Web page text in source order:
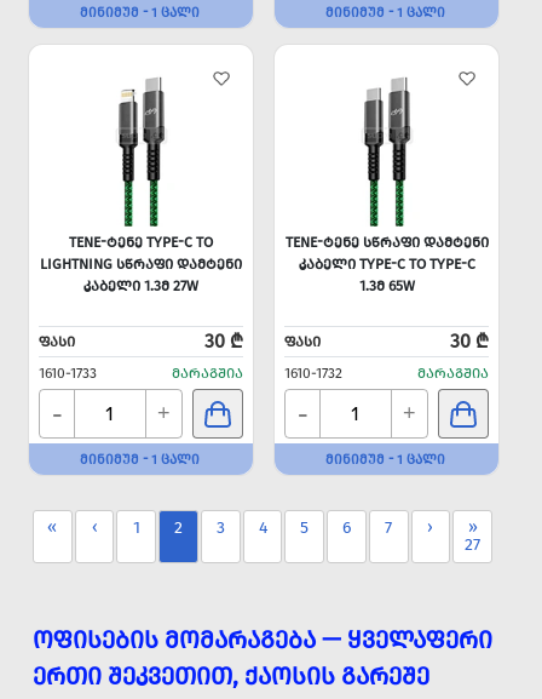
ᲛᲘᲜᲘᲛᲣᲛ - 1 ᲪᲐᲚᲘ ᲛᲘᲜᲘᲛᲣᲛ - 1 ᲪᲐᲚᲘ
TENE-ᲢᲔᲜᲔ TYPE-C TO
LIGHTNING ᲡᲬᲠᲐᲤᲘ ᲓᲐᲛᲢᲔᲜᲘ
ᲙᲐᲑᲔᲚᲘ 1.3Მ 27W
ᲤᲐᲡᲘ 30 ₾
1610-1733 ᲛᲐᲠᲐᲒᲨᲘᲐ
- +
ᲛᲘᲜᲘᲛᲣᲛ - 1 ᲪᲐᲚᲘ
TENE-ᲢᲔᲜᲔ ᲡᲬᲠᲐᲤᲘ ᲓᲐᲛᲢᲔᲜᲘ
ᲙᲐᲑᲔᲚᲘ TYPE-C TO TYPE-C
1.3Მ 65W
ᲤᲐᲡᲘ 30 ₾
1610-1732 ᲛᲐᲠᲐᲒᲨᲘᲐ
- +
ᲛᲘᲜᲘᲛᲣᲛ - 1 ᲪᲐᲚᲘ
« ‹ 1 2 3 4 5 6 7 ›
»
27
ᲝᲤᲘᲡᲔᲑᲘᲡ ᲛᲝᲛᲐᲠᲐᲒᲔᲑᲐ — ᲧᲕᲔᲚᲐᲤᲔᲠᲘ
ᲔᲠᲗᲘ ᲨᲔᲙᲕᲔᲗᲘᲗ, ᲥᲐᲝᲡᲘᲡ ᲒᲐᲠᲔᲨᲔ